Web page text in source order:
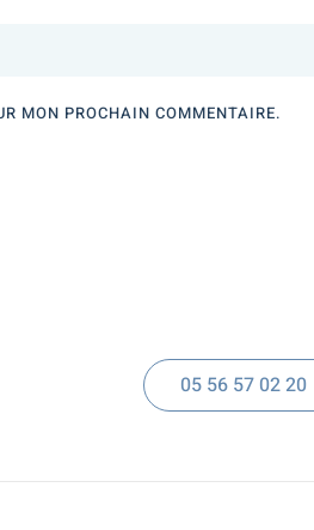
MON PROCHAIN COMMENTAIRE.
05 56 57 02 20